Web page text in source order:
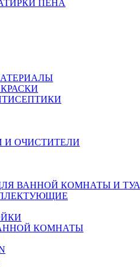
ПЕНА
И ОЧИСТИТЕЛИ
ВАННОЙ КОМНАТЫ И
КОМНАТЫ